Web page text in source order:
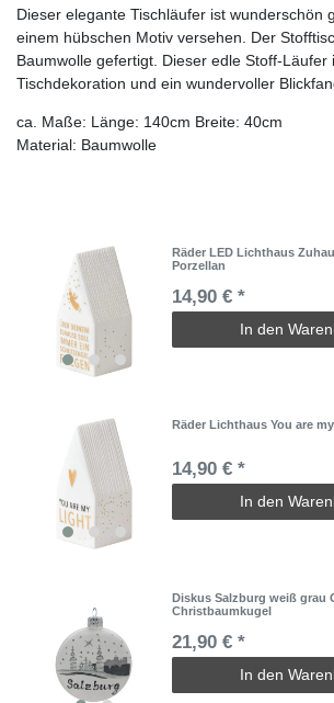
Dieser elegante Tischläufer ist wunderschön
einem hübschen Motiv versehen. Der
Baumwolle gefertigt. Dieser edle Stoff-Läufer
Tischdekoration und ein wundervoller
ca. Maße: Länge: 140cm Breite: 40cm
Material: Baumwolle
Räder LED Lichthaus
Porzellan
14,90 € *
In den
Räder Lichthaus You are
14,90 € *
In den
Diskus Salzburg weiß grau
Christbaumkugel
21,90 € *
In den